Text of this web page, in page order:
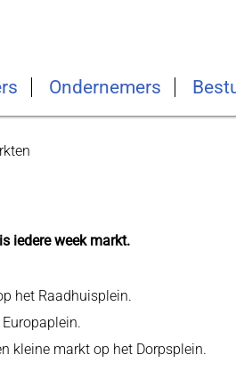
Ondernemers
iedere week markt.
het Raadhuisplein.
kleine markt op het Dorpsplein.